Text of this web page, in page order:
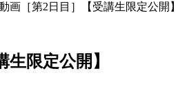
画［第2日目］【受講生限定公開】
限定公開】